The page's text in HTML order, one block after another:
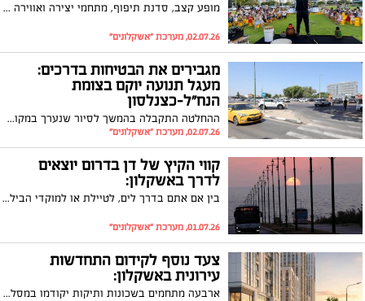
מופע קצב, סדנת תיפוף, מתחמי יצירה ואווירה קיצית במיוחד פתחו את אירועי "קיץ שמח באשקלון"; בעירייה מזמינים את התושבים להמשיך ליהנות ממגוון האירועים והפעילויות שמחכים להם לאורך כל הקיץ
02.07.26, מערכת "אשקלונים"
מגבירים את הבטיחות בדרכים:
מעגל תנועה יוקם בצומת
הנח"ל-כצנלסון
ההחלטה התקבלה בהמשך לסיור שנערך במקום ועל רקע שורת פעולות אופרטיביות להגברת הבטיחות בדרכים במוקדים מרכזיים
02.07.26, מערכת "אשקלונים"
קווי הקיץ של דן בדרום יוצאים
לדרך באשקלון:
בין אם אתם בדרך לים, לטיילת או למוקדי הבילוי - עכשיו יהיה קל, נוח ונגיש יותר להגיע בלי הרכב
01.07.26, מערכת "אשקלונים"
צעד נוסף לקידום התחדשות
עירונית באשקלון:
ארבעה מתחמים בשכונות ותיקות יקודמו במסלול הותמ״ל